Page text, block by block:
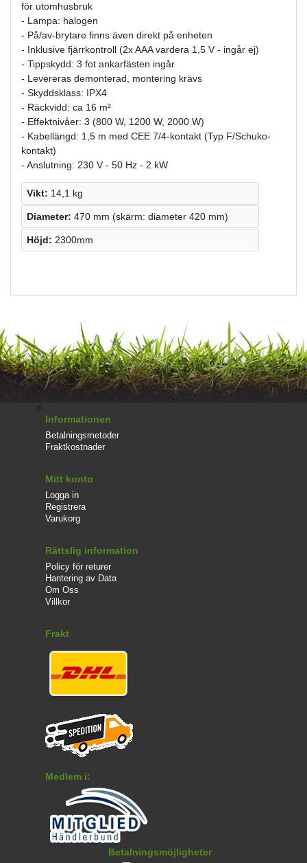
för utomhusbruk
- Lampa: halogen
- På/av-brytare finns även direkt på enheten
- Inklusive fjärrkontroll (2x AAA vardera 1,5 V - ingår ej)
- Tippskydd: 3 fot ankarfästen ingår
- Levereras demonterad, montering krävs
- Skyddsklass: IPX4
- Räckvidd: ca 16 m²
- Effektnivåer: 3 (800 W, 1200 W, 2000 W)
- Kabellängd: 1,5 m med CEE 7/4-kontakt (Typ F/Schuko-
kontakt)
- Anslutning: 230 V - 50 Hz - 2 kW
Vikt: 14,1 kg
Diameter: 470 mm (skärm: diameter 420 mm)
Höjd: 2300mm
Informationen
Betalningsmetoder
Fraktkostnader
Mitt konto
Logga in
Registrera
Varukorg
Rättslig information
Policy för returer
Hantering av Data
Om Oss
Villkor
Frakt
Medlem i:
Betalningsmöjligheter